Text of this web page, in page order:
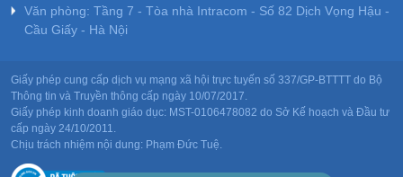
Văn phòng: Tầng 7 - Tòa nhà Intracom - Số 82 Dịch Vọng Hậu -
Cầu Giấy - Hà Nội
Giấy phép cung cấp dịch vụ mạng xã hội trực tuyến số 337/GP-BTTTT do Bộ
Thông tin và Truyền thông cấp ngày 10/07/2017.
Giấy phép kinh doanh giáo dục: MST-0106478082 do Sở Kế hoạch và Đầu tư
cấp ngày 24/10/2011.
Chịu trách nhiệm nội dung: Phạm Đức Tuệ.